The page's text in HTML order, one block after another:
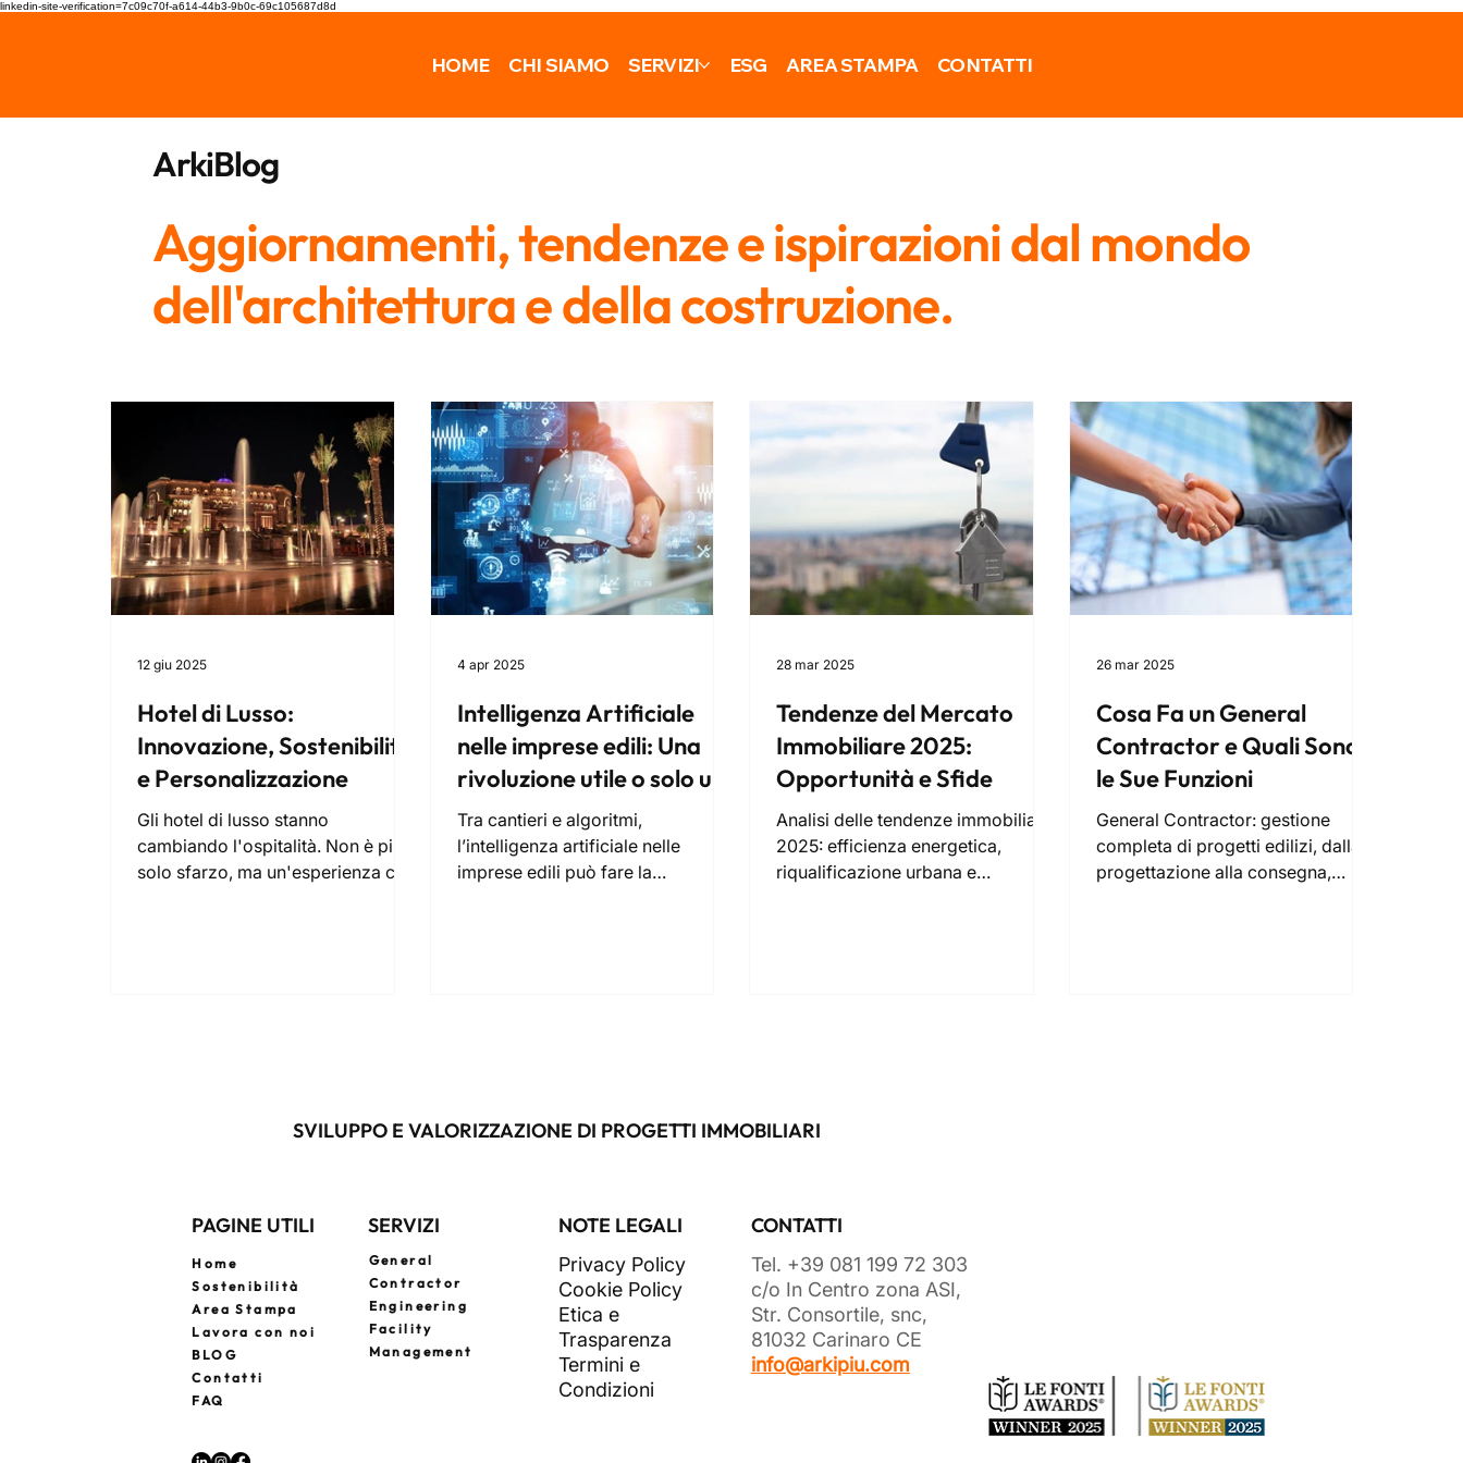
linkedin-site-verification=7c09c70f-a614-44b3-9b0c-69c105687d8d
HOME CHI SIAMO SERVIZI ESG AREA STAMPA CONTATTI
ArkiBlog
Aggiornamenti, tendenze e ispirazioni dal mondo
dell'architettura e della costruzione.
Hotel di Lusso:
Innovazione, Sostenibilità
e Personalizzazione
Gli hotel di lusso stanno
cambiando l'ospitalità. Non è più
solo sfarzo, ma un'esperienza che
investimento nella bellezza che
12 giu 2025
Intelligenza Artificiale
nelle imprese edili: Una
rivoluzione utile o solo un
nuovo slogan?
Tra cantieri e algoritmi,
l’intelligenza artificiale nelle
imprese edili può fare la
4 apr 2025
Tendenze del Mercato
Immobiliare 2025:
Opportunità e Sfide
Analisi delle tendenze immobiliari
2025: efficienza energetica,
riqualificazione urbana e
28 mar 2025
Cosa Fa un General
Contractor e Quali Sono
le Sue Funzioni
General Contractor: gestione
completa di progetti edilizi, dalla
progettazione alla consegna,
26 mar 2025
SVILUPPO E VALORIZZAZIONE DI PROGETTI IMMOBILIARI
PAGINE UTILI
Home
Sostenibilità
Area Stampa
Lavora con noi
BLOG
Contatti
FAQ
SERVIZI
General
Contractor
Engineering
Facility
Management
NOTE LEGALI
Privacy Policy
Cookie Policy
Etica e
Trasparenza
Termini e
Condizioni
CONTATTI
Tel. +39 081 199 72 303
c/o In Centro zona ASI,
Str. Consortile, snc,
81032 Carinaro CE
info@arkipiu.com